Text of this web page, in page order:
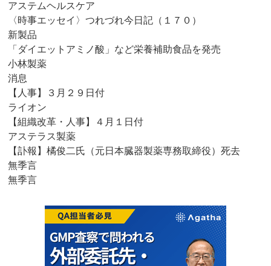
アステムヘルスケア
〈時事エッセイ〉つれづれ今日記（１７０）
新製品
「ダイエットアミノ酸」など栄養補助食品を発売
小林製薬
消息
【人事】３月２９日付
ライオン
【組織改革・人事】４月１日付
アステラス製薬
【訃報】橘俊二氏（元日本臓器製薬専務取締役）死去
無季言
無季言